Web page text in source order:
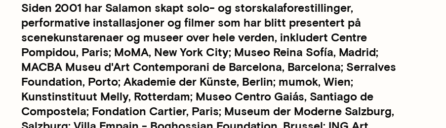
Siden 2001 har Salamon skapt solo- og storskalaforestillinger,
performative installasjoner og filmer som har blitt presentert på
scenekunstarenaer og museer over hele verden, inkludert Centre
Pompidou, Paris; MoMA, New York City; Museo Reina Sofía, Madrid;
MACBA Museu d'Art Contemporani de Barcelona, Barcelona; Serralves
Foundation, Porto; Akademie der Künste, Berlin; mumok, Wien;
Kunstinstituut Melly, Rotterdam; Museo Centro Gaiás, Santiago de
Compostela; Fondation Cartier, Paris; Museum der Moderne Salzburg,